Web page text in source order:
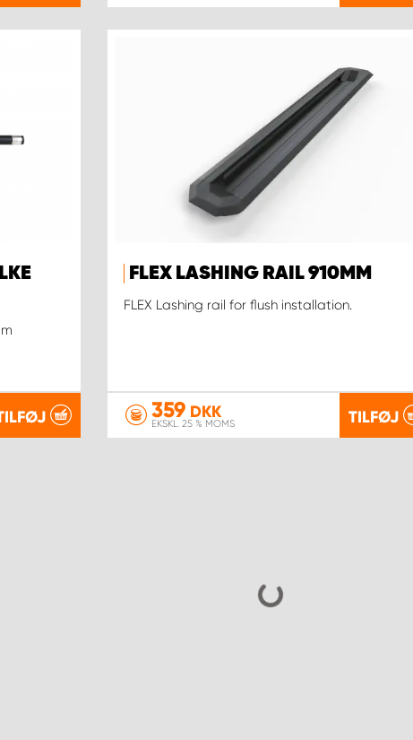
FLEX LASHING RAIL 910MM
FLEX Lashing rail for flush installation.
359DKK
EKSKL. 25 % MOMS TILFØJ